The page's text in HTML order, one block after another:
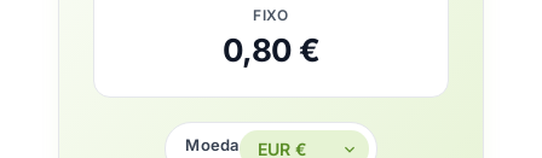
FIXO
0,80 €
Moeda